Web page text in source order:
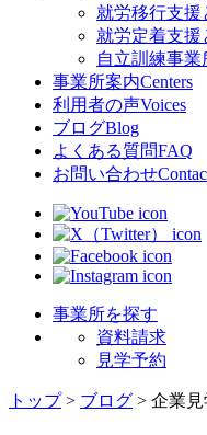
就労移行支援
就労定着支援
自立訓練事業
事業所案内Centers
利用者の声Voices
ブログBlog
よくある質問FAQ
お問い合わせ
事業所を探す
資料請求
見学予約
トップ> ブログ > 企業見